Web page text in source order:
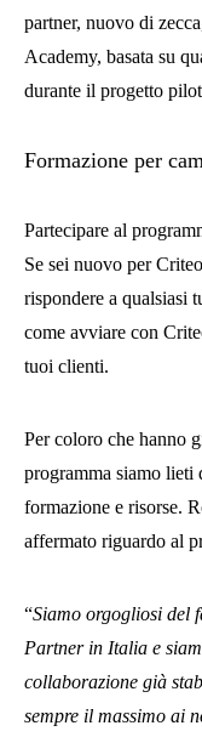
partner, nuovo di
Academy, basata su
durante il progetto
Formazione per
Partecipare al
Se sei nuovo per
rispondere a qualsiasi
come avviare con
tuoi clienti.
Per coloro che hanno
programma siamo lieti
formazione e risorse.
affermato riguardo al
“Siamo orgogliosi del
Partner in Italia e
collaborazione già
sempre il massimo ai